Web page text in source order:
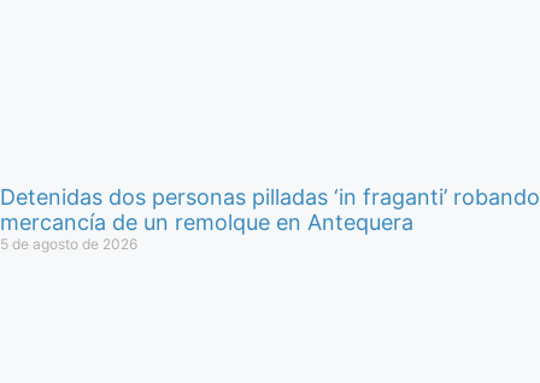
Detenidas dos personas pilladas ‘in fraganti’ robando
mercancía de un remolque en Antequera
5 de agosto de 2026